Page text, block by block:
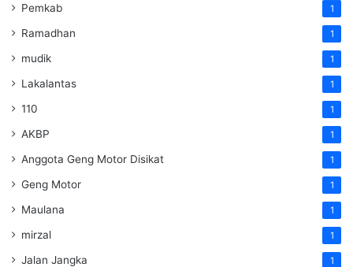
Pemkab 1
Ramadhan 1
mudik 1
Lakalantas 1
110 1
AKBP 1
Anggota Geng Motor Disikat 1
Geng Motor 1
Maulana 1
mirzal 1
Jalan Jangka 1